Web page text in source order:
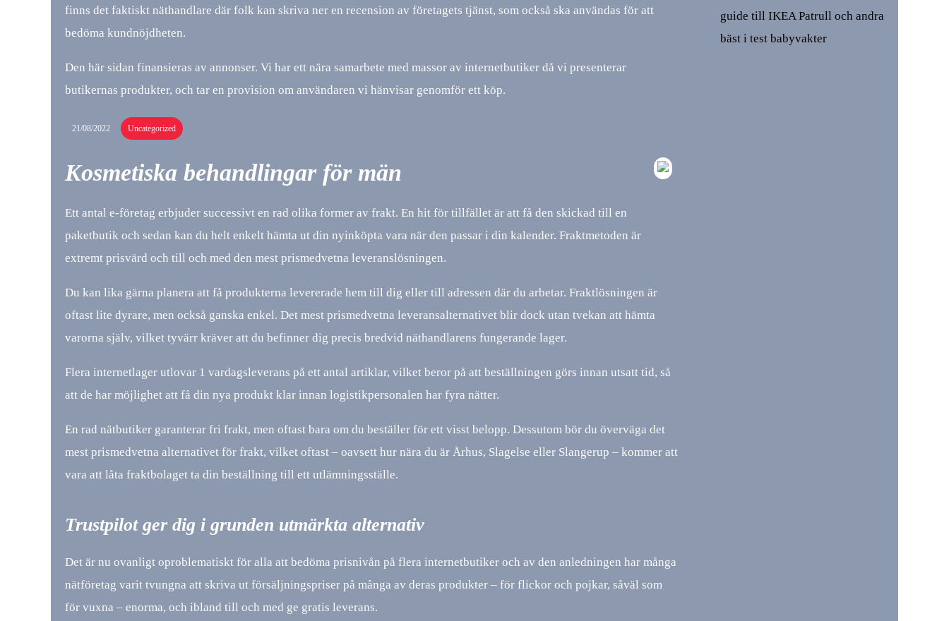
finns det faktiskt näthandlare där folk kan skriva ner en recension av företagets tjänst, som också ska användas för att
bedöma kundnöjdheten.
Den här sidan finansieras av annonser. Vi har ett nära samarbete med massor av internetbutiker då vi presenterar
butikernas produkter, och tar en provision om användaren vi hänvisar genomför ett köp.
21/08/2022 Uncategorized
Kosmetiska behandlingar för män
Ett antal e-företag erbjuder successivt en rad olika former av frakt. En hit för tillfället är att få den skickad till en
paketbutik och sedan kan du helt enkelt hämta ut din nyinköpta vara när den passar i din kalender. Fraktmetoden är
extremt prisvärd och till och med den mest prismedvetna leveranslösningen.
Du kan lika gärna planera att få produkterna levererade hem till dig eller till adressen där du arbetar. Fraktlösningen är
oftast lite dyrare, men också ganska enkel. Det mest prismedvetna leveransalternativet blir dock utan tvekan att hämta
varorna själv, vilket tyvärr kräver att du befinner dig precis bredvid näthandlarens fungerande lager.
Flera internetlager utlovar 1 vardagsleverans på ett antal artiklar, vilket beror på att beställningen görs innan utsatt tid, så
att de har möjlighet att få din nya produkt klar innan logistikpersonalen har fyra nätter.
En rad nätbutiker garanterar fri frakt, men oftast bara om du beställer för ett visst belopp. Dessutom bör du överväga det
mest prismedvetna alternativet för frakt, vilket oftast – oavsett hur nära du är Århus, Slagelse eller Slangerup – kommer att
vara att låta fraktbolaget ta din beställning till ett utlämningsställe.
Trustpilot ger dig i grunden utmärkta alternativ
Det är nu ovanligt oproblematiskt för alla att bedöma prisnivån på flera internetbutiker och av den anledningen har många
nätföretag varit tvungna att skriva ut försäljningspriser på många av deras produkter – för flickor och pojkar, såväl som
för vuxna – enorma, och ibland till och med ge gratis leverans.
guide till IKEA Patrull och andra
bäst i test babyvakter